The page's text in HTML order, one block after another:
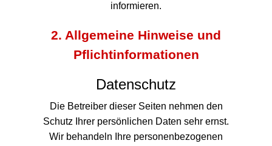
informieren.
2. Allgemeine Hinweise und
Pflichtinformationen
Datenschutz
Die Betreiber dieser Seiten nehmen den
Schutz Ihrer persönlichen Daten sehr ernst.
Wir behandeln Ihre personenbezogenen